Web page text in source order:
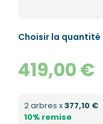
Choisir la quantité
419,00 €
2 arbres x377,10 €
10% remise